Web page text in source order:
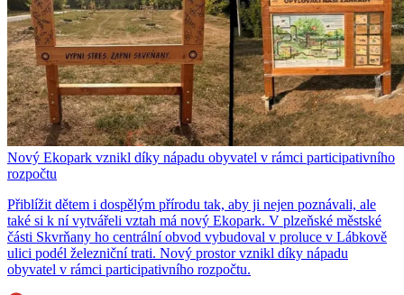
Nový Ekopark vznikl díky nápadu obyvatel v rámci participativního
rozpočtu
Přiblížit dětem i dospělým přírodu tak, aby ji nejen poznávali, ale
také si k ní vytvářeli vztah má nový Ekopark. V plzeňské městské
části Skvrňany ho centrální obvod vybudoval v proluce v Lábkově
ulici podél železniční trati. Nový prostor vznikl díky nápadu
obyvatel v rámci participativního rozpočtu.